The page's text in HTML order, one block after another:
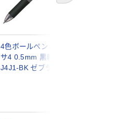
4色ボールペン サラ
サ4 0.5mm 黒軸
J4J1-BK ゼブラ